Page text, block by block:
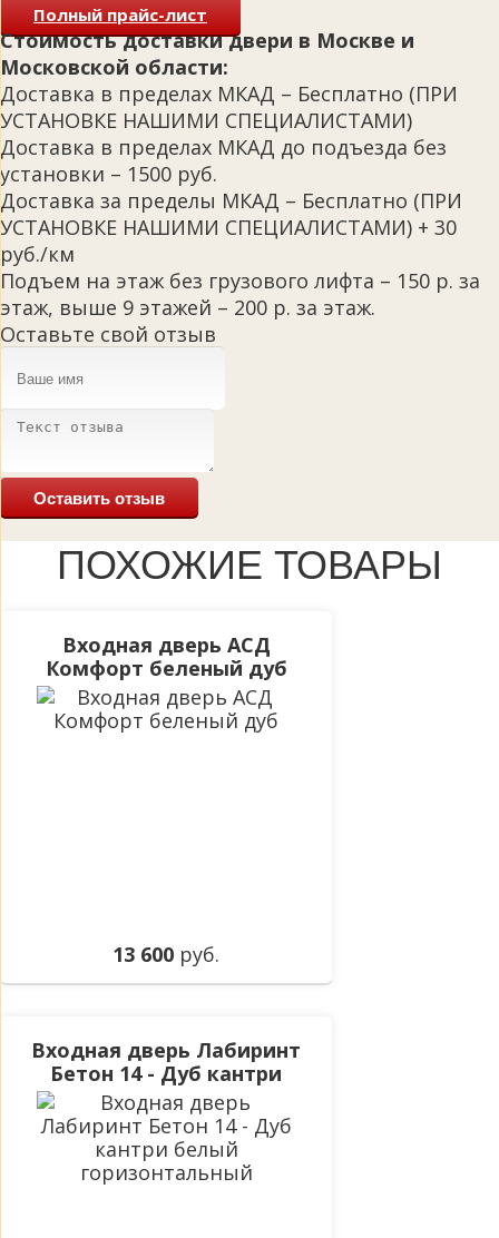
Полный прайс-лист
Стоимость доставки двери в Москве и
Московской области:
Доставка в пределах МКАД – Бесплатно (ПРИ
УСТАНОВКЕ НАШИМИ СПЕЦИАЛИСТАМИ)
Доставка в пределах МКАД до подъезда без
установки – 1500 руб.
Доставка за пределы МКАД – Бесплатно (ПРИ
УСТАНОВКЕ НАШИМИ СПЕЦИАЛИСТАМИ) + 30
руб./км
Подъем на этаж без грузового лифта – 150 р. за
этаж, выше 9 этажей – 200 р. за этаж.
Оставьте свой отзыв
Оставить отзыв
ПОХОЖИЕ ТОВАРЫ
Входная дверь АСД
Комфорт беленый дуб
13 600 руб.
Входная дверь Лабиринт
Бетон 14 - Дуб кантри
белый горизонтальный